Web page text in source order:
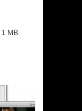
1 MB